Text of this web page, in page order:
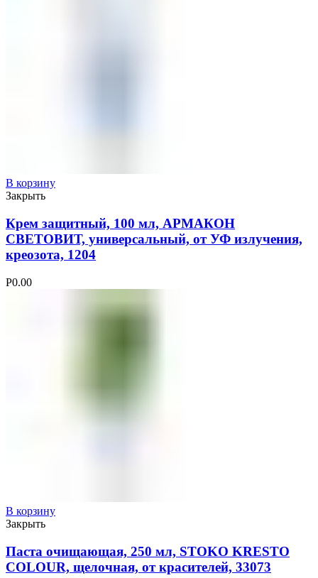
В корзину
Закрыть
Крем защитный, 100 мл, АРМАКОН
СВЕТОВИТ, универсальный, от УФ излучения,
креозота, 1204
Р0.00
В корзину
Закрыть
Паста очищающая, 250 мл, STOKO KRESTO
COLOUR, щелочная, от красителей, 33073